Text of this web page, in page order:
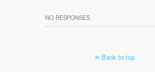
NO RESPONSES
Back to top